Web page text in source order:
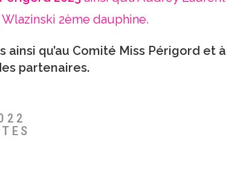
2ème dauphine.
qu’au Comité Miss Périgord et à
partenaires.